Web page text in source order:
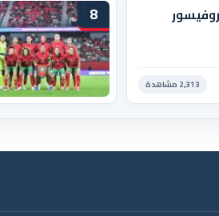
2,313 مشاهدة
8